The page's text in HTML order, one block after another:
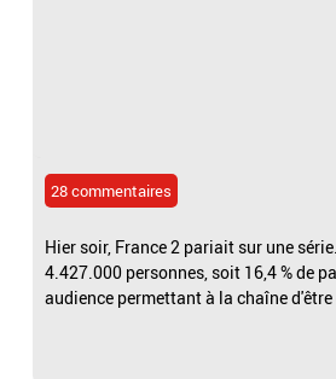
28 commentaires
Hier soir, France 2 pariait sur une
4.427.000 personnes, soit 16,4 % de
audience permettant à la chaîne d'être